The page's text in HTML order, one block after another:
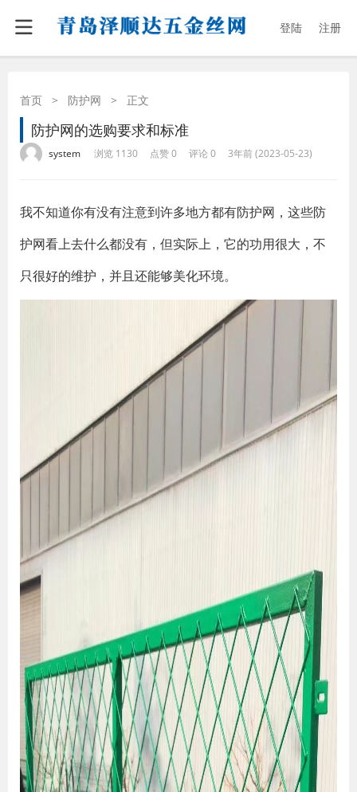
登陆 注册
首页 > 防护网 > 正文
防护网的选购要求和标准
system 浏览 1130 点赞 0 评论 0 3年前 (2023-05-23)
我不知道你有没有注意到许多地方都有防护网，这些防
护网看上去什么都没有，但实际上，它的功用很大，不
只很好的维护，并且还能够美化环境。